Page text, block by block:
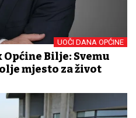
UOČI DANA OPĆINE
Bilje: Svemu
mjesto za život